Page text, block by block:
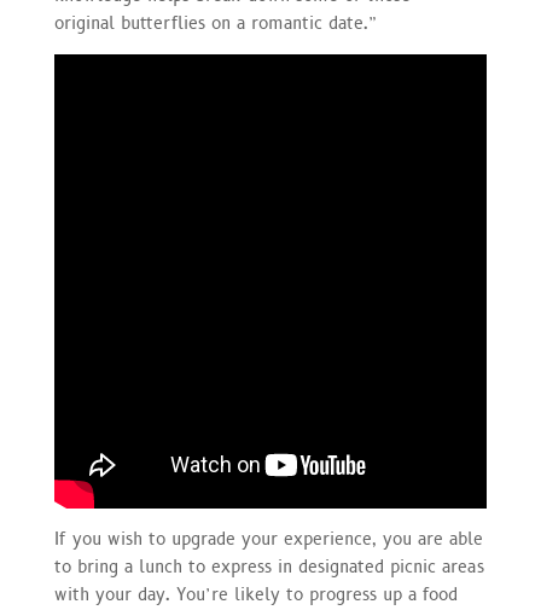
original butterflies on a romantic date.”
If you wish to upgrade your experience, you are able
to bring a lunch to express in designated picnic areas
with your day. You’re likely to progress up a food